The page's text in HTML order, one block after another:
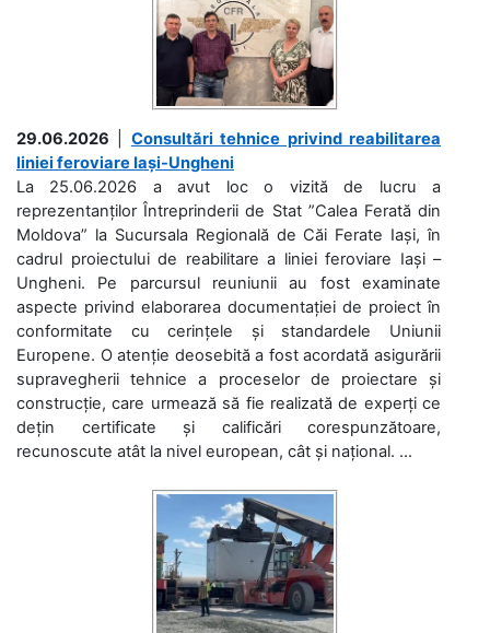
29.06.2026
Consultări tehnice privind reabilitarea
liniei feroviare Iași-Ungheni
La 25.06.2026 a avut loc o vizită de lucru a
reprezentanților Întreprinderii de Stat ”Calea Ferată din
Moldova” la Sucursala Regională de Căi Ferate Iași, în
cadrul proiectului de reabilitare a liniei feroviare Iași –
Ungheni. Pe parcursul reuniunii au fost examinate
aspecte privind elaborarea documentației de proiect în
conformitate cu cerințele și standardele Uniunii
Europene. O atenție deosebită a fost acordată asigurării
supravegherii tehnice a proceselor de proiectare și
construcție, care urmează să fie realizată de experți ce
dețin certificate și calificări corespunzătoare,
recunoscute atât la nivel european, cât și național. ...